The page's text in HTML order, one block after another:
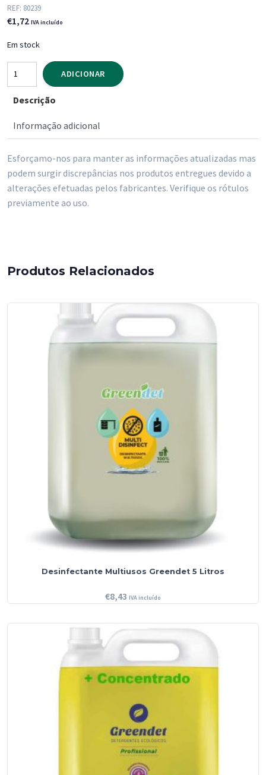
REF: 80239
€1,72 IVA incluído
Em stock
Quantidade
de
Cif
ADICIONAR
Descrição
Informação adicional
Esforçamo-nos para manter as informações atualizadas mas
podem surgir discrepâncias nos produtos entregues devido a
alterações efetuadas pelos fabricantes. Verifique os rótulos
previamente ao uso.
Produtos Relacionados
Desinfectante Multiusos Greendet 5 Litros
€8,43 IVA incluído